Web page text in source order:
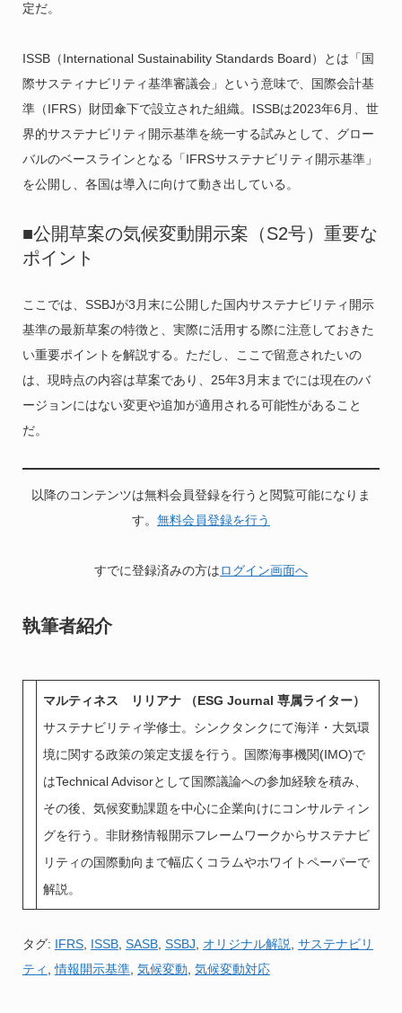
定だ。
ISSB（International Sustainability Standards Board）とは「国
際サスティナビリティ基準審議会」という意味で、国際会計基
準（IFRS）財団傘下で設立された組織。ISSBは2023年6月、世
界的サステナビリティ開示基準を統一する試みとして、グロー
バルのベースラインとなる「IFRSサステナビリティ開示基準」
を公開し、各国は導入に向けて動き出している。
■公開草案の気候変動開示案（S2号）重要な
ポイント
ここでは、SSBJが3月末に公開した国内サステナビリティ開示
基準の最新草案の特徴と、実際に活用する際に注意しておきた
い重要ポイントを解説する。ただし、ここで留意されたいの
は、現時点の内容は草案であり、25年3月末までには現在のバ
ージョンにはない変更や追加が適用される可能性があること
だ。
以降のコンテンツは無料会員登録を行うと閲覧可能になりま
す。 無料会員登録を行う
すでに登録済みの方はログイン画面へ
執筆者紹介
マルティネス リリアナ （ESG Journal 専属ライター）
サステナビリティ学修士。シンクタンクにて海洋・大気環
境に関する政策の策定支援を行う。国際海事機関(IMO)で
はTechnical Advisorとして国際議論への参加経験を積み、
その後、気候変動課題を中心に企業向けにコンサルティン
グを行う。非財務情報開示フレームワークからサステナビ
リティの国際動向まで幅広くコラムやホワイトペーパーで
解説。
タグ: IFRS, ISSB, SASB, SSBJ, オリジナル解説, サステナビリ
ティ ,情報開示基準, 気候変動, 気候変動対応